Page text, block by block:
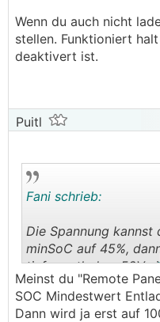
unter DVCC ist keine
mir.
im ESS habe ich nur
dh wenn der Akku >
45% stellen
schauen wie weit
Wenn du auch nicht
stellen. Funktioniert
deaktivert ist.
Puitl
.
Fani schrieb:
Die Spannung kannst
minSoC auf 45%,
tiefer entladen. 52V
ein anderer SOC
Meinst du "Remote
SOC Mindestwert
Dann wird ja erst auf